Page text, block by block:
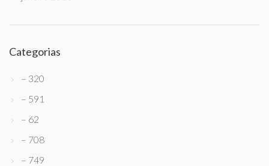
Categorias
– 320
– 591
– 62
– 708
– 749